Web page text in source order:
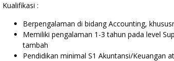
Kualifikasi :
Berpengalaman di bidang Accounting,
Memiliki pengalaman 1-3 tahun pada level
tambah
Pendidikan minimal S1 Akuntansi/Keuangan